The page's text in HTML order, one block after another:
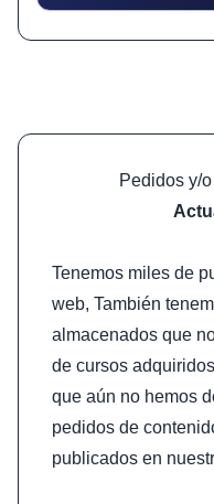
Pedidos y/
Tenemos miles de
web, También
almacenados que
de cursos
que aún no hemos
pedidos de
publicados en